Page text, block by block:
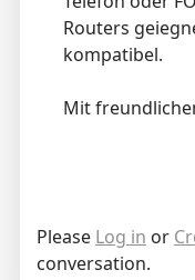
Routers
kompatibel.
Mit
Please Log in or
conversation.